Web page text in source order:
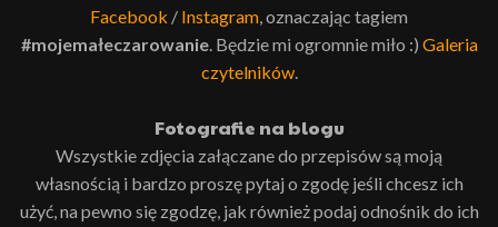
Facebook / Instagram, oznaczając tagiem
#mojemałeczarowanie. Będzie mi ogromnie miło :) Galeria
czytelników.
Fotografie na blogu
Wszystkie zdjęcia załączane do przepisów są moją
własnością i bardzo proszę pytaj o zgodę jeśli chcesz ich
użyć, na pewno się zgodzę, jak również podaj odnośnik do ich